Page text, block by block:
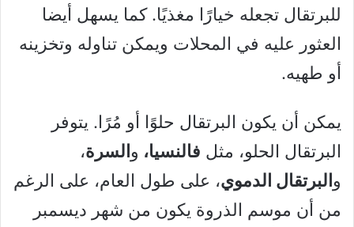
للبرتقال تجعله خيارًا مغذيًا. كما يسهل أيضا
العثور عليه في المحلات ويمكن تناوله وتخزينه
أو طهيه.
يمكن أن يكون البرتقال حلوًا أو مُرًا. يتوفر
البرتقال الحلو، مثل فالنسيا، والسرة،
والبرتقال الدموي، على طول العام، على الرغم
من أن موسم الذروة يكون من شهر ديسمبر